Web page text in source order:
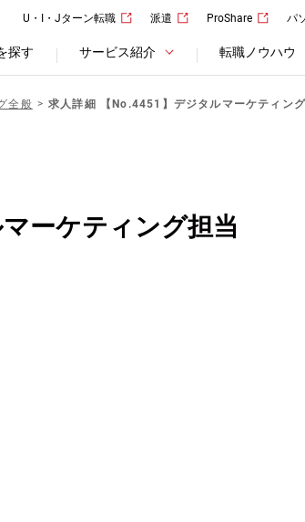
U・I・Jターン転職 派遣 ProShare パ
探す サービス紹介 転職ノウハウ
全般 求人詳細 【No.4451】デジタルマーケティン
ーケティング担当